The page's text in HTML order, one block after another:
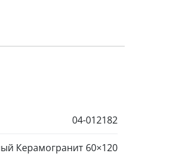
04-012182
Керамогранит 60×120